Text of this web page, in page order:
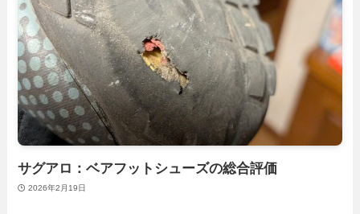
サグアロ：ベアフットシューズの総合評価
2026年2月19日